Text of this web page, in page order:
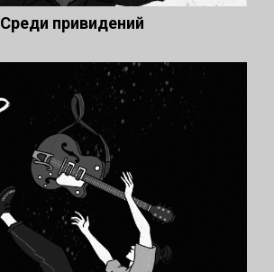
Среди привидений